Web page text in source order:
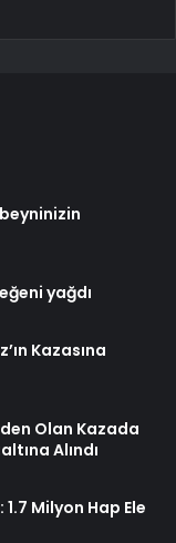
yağdı
Kazasına
Olan Kazada
Alındı
Milyon Hap Ele